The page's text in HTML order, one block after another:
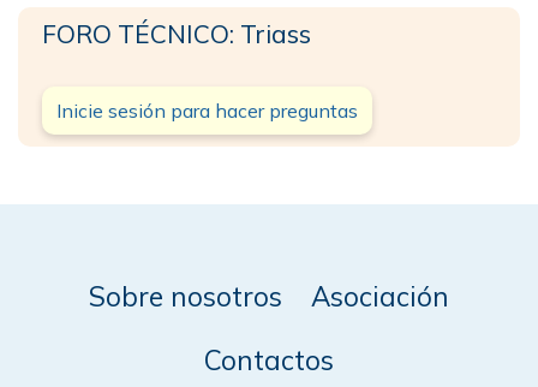
FORO TÉCNICO: Triass
Inicie sesión para hacer preguntas
Sobre nosotros
Asociación
Contactos